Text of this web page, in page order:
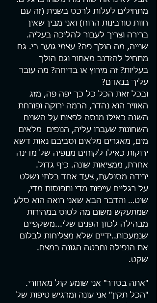
מתחילים לעלות לרכס בשנית (זה עם
חוות טורבינות הרוח) ואני מבין שאין
ברירה וצריך לעבור להליכה בעליה.
שנייה, מה הולך פה? עצמי גוער בי. גם
מתחיל להזדנב מאחור וגם הולך
בעליות? זה מירוץ או בדיחה? מה עובר
עליך בנאדם?
ובכל זאת הכל כל כך יפה פה, מזג
האוויר הוא נהדר, הרמה ירוקה ופורחת
השנה כאילו מנסה לפצות על השנים
השחונות שעברו עליה, הנופים  מלאים
מים, מאגרים מלאים וסביבם נאות דשא
ירוקות כאילו לקוחים מנופיה של מדינה
אחרת, ממציאות שונה. כיף גדול.
ירידה מסולעת, צעד אחד בלתי נשלט
על רגליים עייפות מדי ותפוסות מדי,
שיט… והדבר הבא שאני רואה הוא סלע
שמתעקש משום מה לטוס במהירות
מבהילה לכוון הפנים שלי...משקפיים
שנמעכות..ידיים שלא מצליחות לבלום
את הנפילה וחבטה הגונה במצח.
שקט.
"אתה בסדר" אני שומע קול מאחורי.
"הכל תקין" אני עונה ומרגיש טיפות של